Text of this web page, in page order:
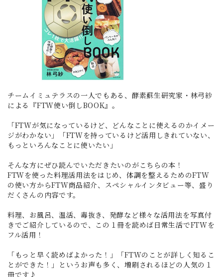
チームイミュテラスの一人でもある、酵素蘇生研究家・林弓紗
による『FTW使い倒しBOOK』。
「FTWが気になっているけど、どんなことに使えるのかイメー
ジがわかない」「FTWを持っているけど活用しきれていない、
もっといろんなことに使いたい」
そんな方にぜひ読んでいただきたいのがこちらの本！
FTWを使った料理活用法をはじめ、体調を整えるためのFTW
の使い方からFTW商品紹介、スペシャルインタビュー等、盛り
だくさんの内容です。
料理、お風呂、温活、毒抜き、発酵など様々な活用法を写真付
きでご紹介しているので、この１冊を読めば日常生活でFTWを
フル活用！
「もっと早く読めばよかった！」「FTWのことが詳しく知るこ
とができた！」というお声も多く、増刷されるほどの人気の１
冊です♪